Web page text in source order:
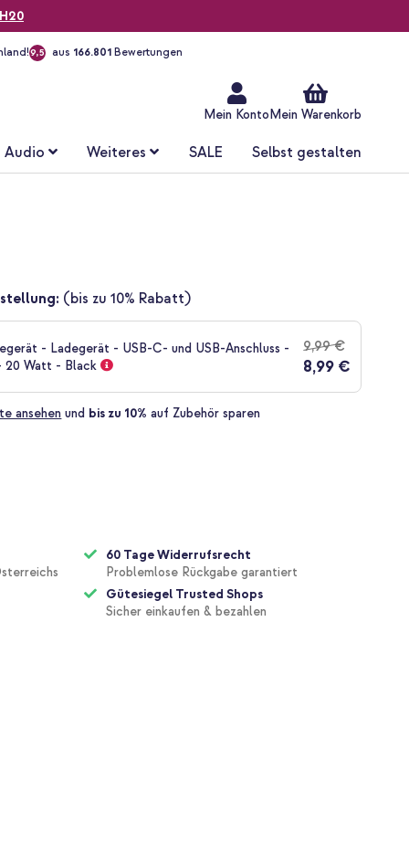
9,5 aus 166.801 Bewertungen
Mein Konto Mein Warenkorb
Audio Weiteres SALE Selbst gestalten
(bis zu 10% Rabatt)
- Ladegerät - USB-C- und USB-Anschluss -
20 Watt - Black
9,99 €
8,99 €
ansehen und bis zu 10% auf Zubehör sparen
60 Tage Widerrufsrecht
Problemlose Rückgabe garantiert
Gütesiegel Trusted Shops
Sicher einkaufen & bezahlen